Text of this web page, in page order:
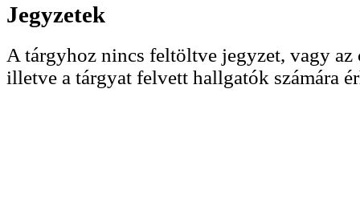
Jegyzetek
A tárgyhoz nincs feltöltve jegyzet, vagy az
illetve a tárgyat felvett hallgatók számára